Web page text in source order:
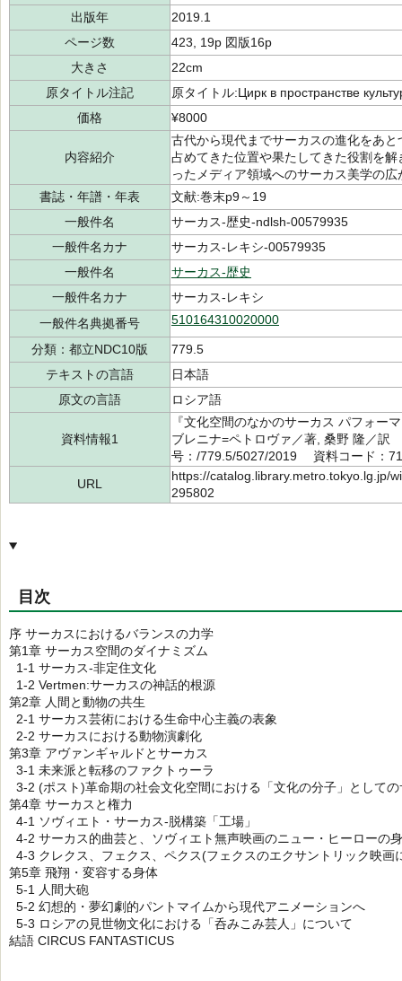
出版年
2019.1
ページ数
423, 19p 図版16p
大きさ
22cm
原タイトル注記
原タイトル:Цирк в пространстве
価格
¥8000
内容紹介
古代から現代までサーカスの進化をあ
占めてきた位置や果たしてきた役割を
ったメディア領域へのサーカス美学の
書誌・年譜・年表
文献:巻末p9～19
一般件名
サーカス-歴史-ndlsh-00579935
一般件名カナ
サーカス-レキシ-00579935
一般件名
サーカス-歴史
一般件名カナ
サーカス-レキシ
一般件名典拠番号
510164310020000
分類：都立NDC10版
779.5
テキストの言語
日本語
原文の言語
ロシア語
資料情報1
『文化空間のなかのサーカス パフォ
ブレニナ=ペトロヴァ／著, 桑野 隆
号：/779.5/5027/2019 資料コード：
URL
https://catalog.library.metro.tokyo.lg.jp/
295802
目次
序 サーカスにおけるバランスの力学
第1章 サーカス空間のダイナミズム
1-1 サーカス-非定住文化
1-2 Vertmen:サーカスの神話的根源
第2章 人間と動物の共生
2-1 サーカス芸術における生命中心主義の表象
2-2 サーカスにおける動物演劇化
第3章 アヴァンギャルドとサーカス
3-1 未来派と転移のファクトゥーラ
3-2 (ポスト)革命期の社会文化空間における「文化の分子」として
第4章 サーカスと権力
4-1 ソヴィエト・サーカス-脱構築「工場」
4-2 サーカス的曲芸と、ソヴィエト無声映画のニュー・ヒーローの
4-3 クレクス、フェクス、ペクス(フェクスのエクサントリック映画
第5章 飛翔・変容する身体
5-1 人間大砲
5-2 幻想的・夢幻劇的パントマイムから現代アニメーションへ
5-3 ロシアの見世物文化における「呑みこみ芸人」について
結語 CIRCUS FANTASTICUS